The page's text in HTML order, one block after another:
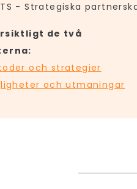
- Strategiska
de två
och strategier
och utmaningar